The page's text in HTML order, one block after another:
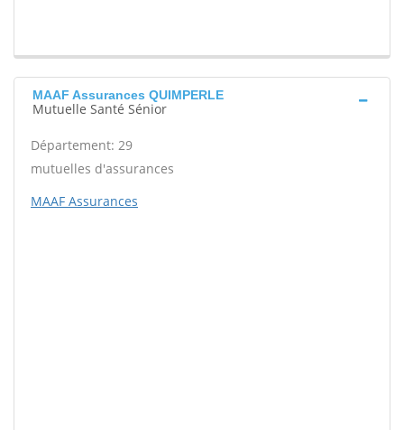
MAAF Assurances QUIMPERLE
Mutuelle Santé Sénior
Département: 29
mutuelles d'assurances
MAAF Assurances